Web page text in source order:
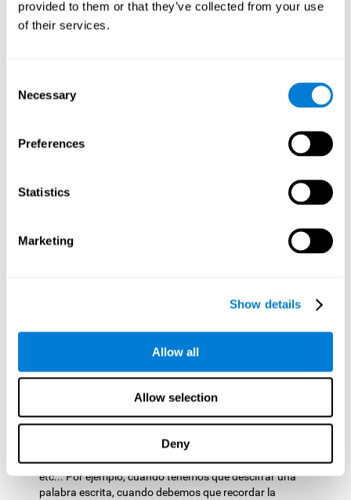
provided to them or that they’ve collected from your use
of their services.
Selection
Necessary
Preferences
Statistics
Marketing
Show details
Allow all
Allow selection
Deny
Flexibilidad cognitiva:
estrategia de juego a estas nuevas situaciones cambiantes e
inesperadas. Al practicar este ejercicio mental estamos
habilidad cognitiva se relaciona con la inteligencia fluida y la
destreza para resolver problemas nuevos de una forma
permite darnos cuenta de que lo que estamos haciendo no
funciona, o ha dejado de funcionar, y nos ayuda a reajustar
adaptarnos de forma adecuada a las nuevas situaciones. La
flexibilidad cognitiva nos ayuda a ser mas efectivos en todos
El juego mentalPalabrájaros
eficiente la secuencia de movimientos adecuada para lograr
ordenar las letras que componen nuestra palabra objetivo.
posicionada cada letra e identificarla rápidamente. Al
practicar este ejercicio estamos estimulando y ayudando a
fortalecer nuestra capacidad de memoria visual a corto
plazo. Mejorar esta habilidad cognitiva es esencial para
nuestro día a día, pues nos permite retener mentalmente
importante información como letras, figuras, colores, caras,
etc... Por ejemplo, cuando tenemos que descifrar una
palabra escrita, cuando debemos que recordar la